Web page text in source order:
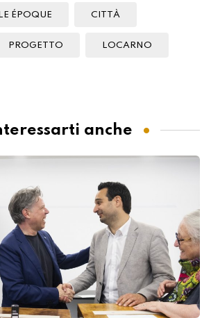
ÉPOQUE CITTÀ
PROGETTO LOCARNO
anche